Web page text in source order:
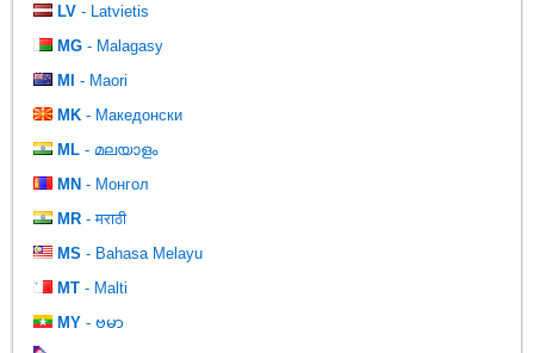
LV - Latvietis
MG - Malagasy
MI - Maori
MK - Македонски
ML - മലയാളം
MN - Монгол
MR - मराठी
MS - Bahasa Melayu
MT - Malti
MY - ဗမာ